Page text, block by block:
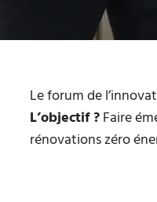
Le forum de
L’objectif ?Faire
rénovations zéro